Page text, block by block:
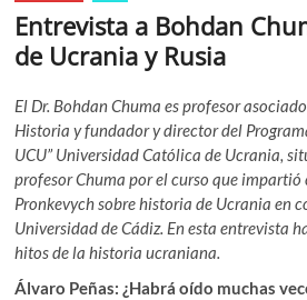
Entrevista a Bohdan
de Ucrania y Rusia
El Dr. Bohdan Chuma es profesor
Historia y fundador y director del
UCU” Universidad Católica de Ucrania,
profesor Chuma por el curso que
Pronkevych sobre historia de Ucrania en
Universidad de Cádiz. En esta entrevista
hitos de la historia ucraniana.
Álvaro Peñas: ¿Habrá oído muchas